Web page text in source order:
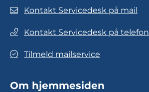
Kontakt Servicedesk på mail
Kontakt Servicedesk på telefon
Tilmeld mailservice
Om hjemmesiden